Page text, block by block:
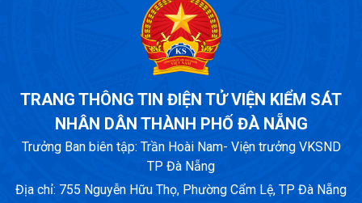
TRANG THÔNG TIN ĐIỆN TỬ VIỆN KIỂM SÁT
NHÂN DÂN THÀNH PHỐ ĐÀ NẴNG
Trưởng Ban biên tập: Trần Hoài Nam- Viện trưởng VKSND
TP Đà Nẵng
Địa chỉ: 755 Nguyễn Hữu Thọ, Phường Cẩm Lệ, TP Đà Nẵng